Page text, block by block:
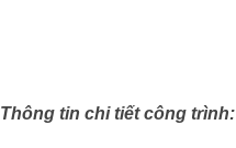
Thông tin chi tiết công trình: